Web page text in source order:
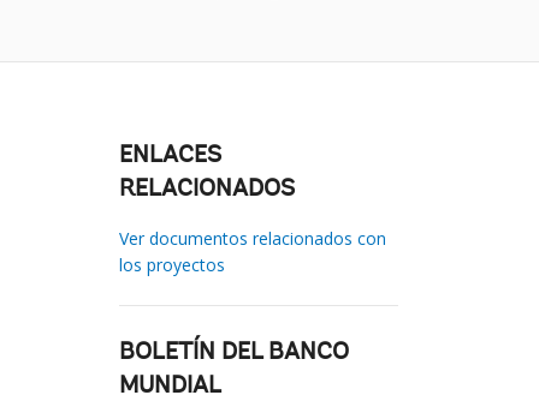
ENLACES
RELACIONADOS
Ver documentos relacionados con
los proyectos
BOLETÍN DEL BANCO
MUNDIAL